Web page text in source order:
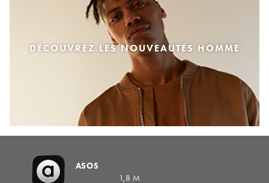
DÉCOUVREZ LES NOUVEAUTÉS HOMME
ASOS
1,8 M